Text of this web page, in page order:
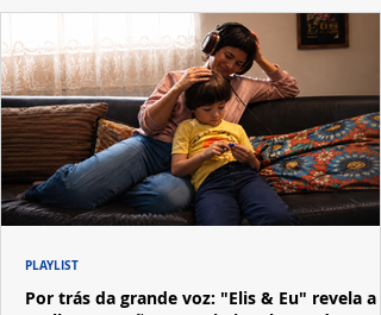
Por trás da grande voz: "Elis & Eu" revela a
PLAYLIST